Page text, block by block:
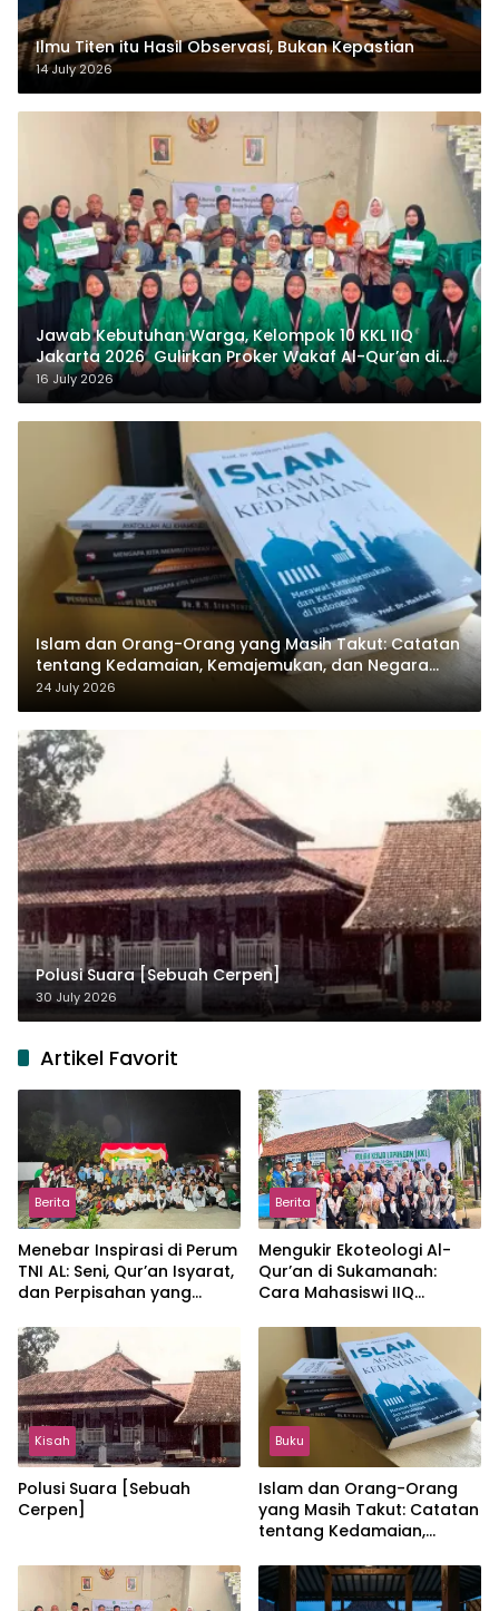
Ilmu Titen itu Hasil Observasi, Bukan Kepastian
14 July 2026
Jawab Kebutuhan Warga, Kelompok 10 KKL IIQ
Jakarta 2026 Gulirkan Proker Wakaf Al-Qur’an di
Sukamanah
16 July 2026
Islam dan Orang-Orang yang Masih Takut: Catatan
tentang Kedamaian, Kemajemukan, dan Negara
dalam Pemikiran Masykuri Abdillah
24 July 2026
Polusi Suara [Sebuah Cerpen]
30 July 2026
Artikel Favorit
Berita
Menebar Inspirasi di Perum
TNI AL: Seni, Qur’an Isyarat,
dan Perpisahan yang
Berita
Mengukir Ekoteologi Al-
Qur’an di Sukamanah:
Cara Mahasiswi IIQ
Jonggol
Kisah
Polusi Suara [Sebuah
Cerpen]
Buku
Islam dan Orang-Orang
yang Masih Takut: Catatan
tentang Kedamaian,
dalam Pemikiran Masykuri
Abdillah